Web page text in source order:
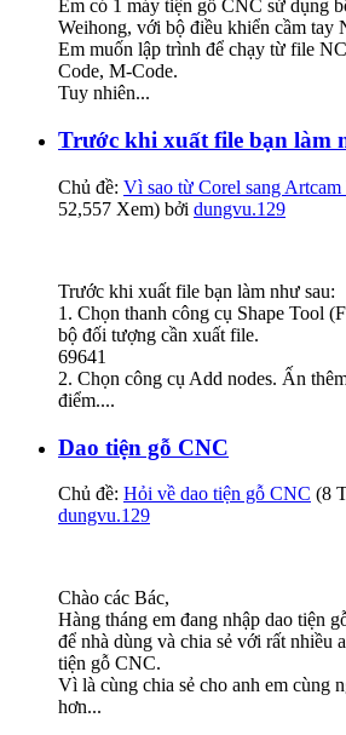
Em có 1 máy tiện gỗ CNC sử dụng
Weihong, với bộ điều khiển cầm tay
Em muốn lập trình để chạy từ file
Code, M-Code.
Tuy nhiên...
Trước khi xuất file bạn làm
Chủ đề: Vì sao từ Corel sang
52,557 Xem) bởi dungvu.129
Trước khi xuất file bạn làm như sau:
1. Chọn thanh công cụ Shape Tool
bộ đối tượng cần xuất file.
69641
2. Chọn công cụ Add nodes. Ấn
điểm....
Dao tiện gỗ CNC
Chủ đề: Hỏi về dao tiện gỗ CNC (8
dungvu.129
Chào các Bác,
Hàng tháng em đang nhập dao tiện
để nhà dùng và chia sẻ với rất nhiều
tiện gỗ CNC.
Vì là cùng chia sẻ cho anh em cùng
hơn...